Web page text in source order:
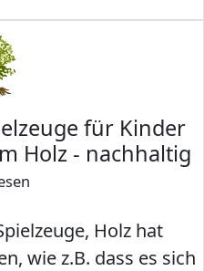
für Kinder
Holz - nachhaltig
Holz hat
wie z.B. dass es sich